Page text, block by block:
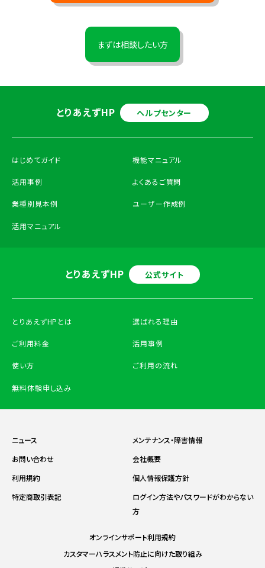
まずは相談したい方
とりあえずHP 公式サイト
とりあえずHPとは
ご利用料金
使い方
選ばれる理由
活用事例
ご利用の流れ
無料体験申し込み
とりあえずHP ヘルプセンター
はじめてガイド
活用事例
業種別見本例
機能マニュアル
よくあるご質問
ユーザー作成例
活用マニュアル
ニュース
メンテナンス・障害情報
お問い合わせ
会社概要
利用規約
個人情報保護方針
特定商取引表記
ログイン方法やパスワードがわからない
方
オンラインサポート利用規約
カスタマーハラスメント防止に向けた取り組み